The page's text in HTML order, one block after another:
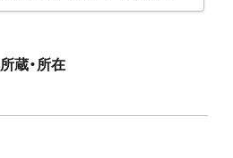
所蔵・所在